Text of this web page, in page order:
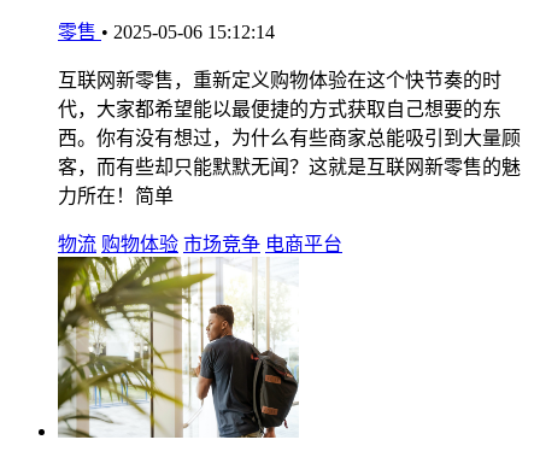
零售 • 2025-05-06 15:12:14
互联网新零售，重新定义购物体验在这个快节奏的时
代，大家都希望能以最便捷的方式获取自己想要的东
西。你有没有想过，为什么有些商家总能吸引到大量顾
客，而有些却只能默默无闻？这就是互联网新零售的魅
力所在！简单
物流 购物体验 市场竞争 电商平台